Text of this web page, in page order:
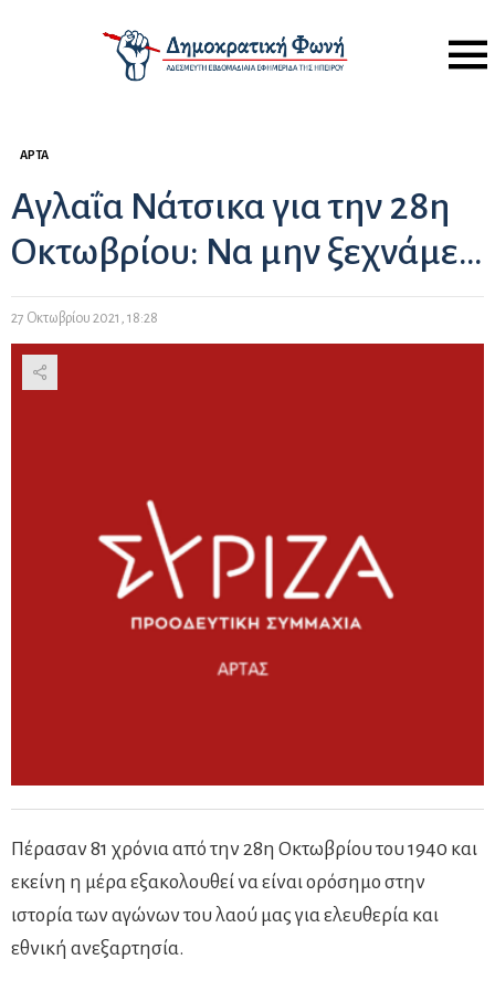
Menu
ΆΡΤΑ
Αγλαΐα Νάτσικα για την 28η
Οκτωβρίου: Να μην ξεχνάμε…
27 Οκτωβρίου 2021, 18:28
Πέρασαν 81 χρόνια από την 28η Οκτωβρίου του 1940 και
εκείνη η μέρα εξακολουθεί να είναι ορόσημο στην
ιστορία των αγώνων του λαού μας για ελευθερία και
εθνική ανεξαρτησία.